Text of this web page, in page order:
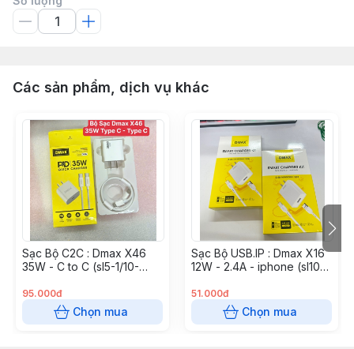
Các sản phẩm, dịch vụ khác
Sạc Bộ C2C : Dmax X46
35W - C to C (sl5-1/10-
95.000đ
Chọn mua
Sạc Bộ USB.IP : Dmax X16
12W - 2.4A - iphone (sl10-
51.000đ
Chọn mua